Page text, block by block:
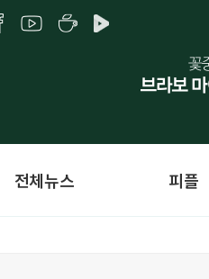
전체뉴스 피플